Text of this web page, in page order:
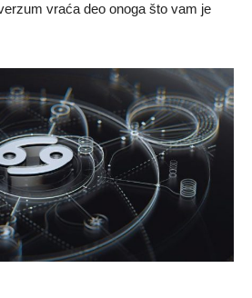
vraća deo onoga što vam je